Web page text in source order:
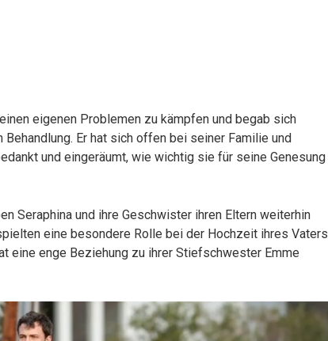
eigenen Problemen zu kämpfen und begab sich
Er hat sich offen bei seiner Familie und
und eingeräumt, wie wichtig sie für seine Genesung
Seraphina und ihre Geschwister ihren Eltern weiterhin
eine besondere Rolle bei der Hochzeit ihres Vaters
eine enge Beziehung zu ihrer Stiefschwester Emme